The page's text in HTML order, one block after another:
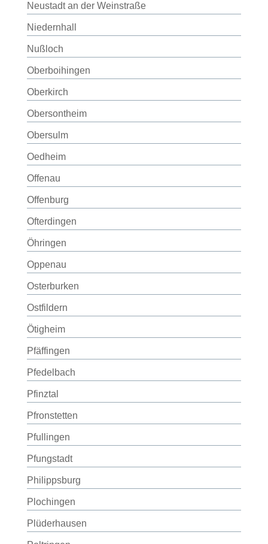
Neustadt an der Weinstraße
Niedernhall
Nußloch
Oberboihingen
Oberkirch
Obersontheim
Obersulm
Oedheim
Offenau
Offenburg
Ofterdingen
Öhringen
Oppenau
Osterburken
Ostfildern
Ötigheim
Pfäffingen
Pfedelbach
Pfinztal
Pfronstetten
Pfullingen
Pfungstadt
Philippsburg
Plochingen
Plüderhausen